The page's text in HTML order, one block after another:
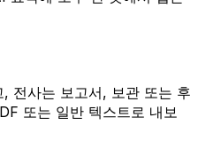
전사는 보고서, 보관 또는 후
또는 일반 텍스트로 내보